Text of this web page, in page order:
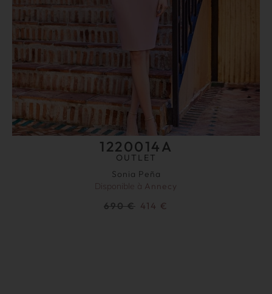
1220014A
OUTLET
Sonia Peña
Disponible à Annecy
690€ 414 €